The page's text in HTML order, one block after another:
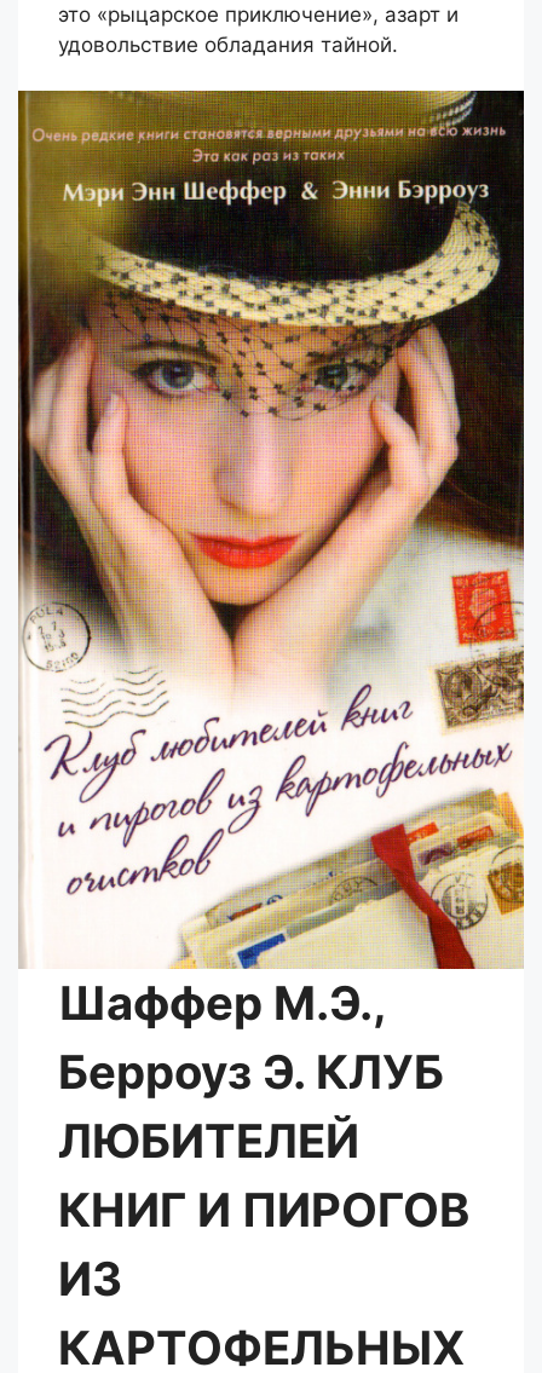
это «рыцарское приключение», азарт и
удовольствие обладания тайной.
Шаффер М.Э.,
Берроуз Э. КЛУБ
ЛЮБИТЕЛЕЙ
КНИГ И ПИРОГОВ
ИЗ
КАРТОФЕЛЬНЫХ